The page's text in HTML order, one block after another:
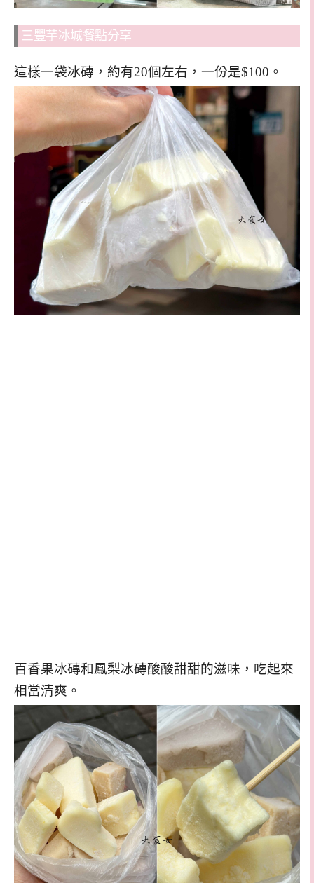
三豐芋冰城餐點分享
這樣一袋冰磚，約有20個左右，一份是$100。
百香果冰磚和鳳梨冰磚酸酸甜甜的滋味，吃起來
相當清爽。